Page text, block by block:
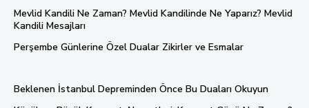
Mevlid Kandili Ne Zaman? Mevlid Kandilinde Ne Yaparız? Mevlid
Kandili Mesajları
Perşembe Günlerine Özel Dualar Zikirler ve Esmalar
Beklenen İstanbul Depreminden Önce Bu Duaları Okuyun